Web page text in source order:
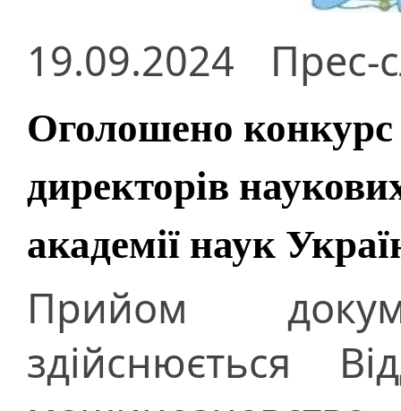
19.09.2024 Прес-
Оголошено
директорів
академії наук
Прийом
здійснюється